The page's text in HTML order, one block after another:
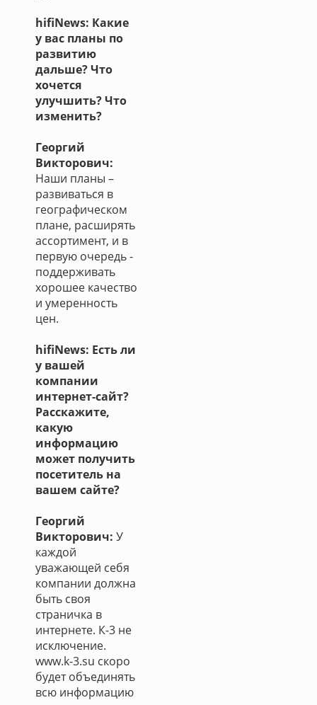
hifiNews: Какие
у вас планы по
развитию
дальше? Что
хочется
улучшить? Что
изменить?
Георгий
Викторович:
Наши планы –
развиваться в
географическом
плане, расширять
ассортимент, и в
первую очередь -
поддерживать
хорошее качество
и умеренность
цен.
hifiNews: Есть ли
у вашей
компании
интернет-сайт?
Расскажите,
какую
информацию
может получить
посетитель на
вашем сайте?
Георгий
Викторович: У
каждой
уважающей себя
компании должна
быть своя
страничка в
интернете. К-3 не
исключение.
www.k-3.su скоро
будет объединять
всю информацию